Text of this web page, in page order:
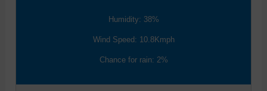
Humidity: 38%
Wind Speed: 10.8Kmph
Chance for rain: 2%